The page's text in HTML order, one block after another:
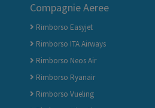
Compagnie Aeree
Rimborso Easyjet
Rimborso ITA Airways
Rimborso Neos Air
Rimborso Ryanair
Rimborso Vueling